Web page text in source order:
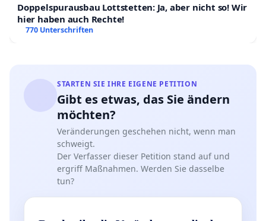
Doppelspurausbau Lottstetten: Ja, aber nicht so! Wir
hier haben auch Rechte!
770 Unterschriften
STARTEN SIE IHRE EIGENE PETITION
Gibt es etwas, das Sie ändern
möchten?
Veränderungen geschehen nicht, wenn man
schweigt.
Der Verfasser dieser Petition stand auf und
ergriff Maßnahmen. Werden Sie dasselbe
tun?